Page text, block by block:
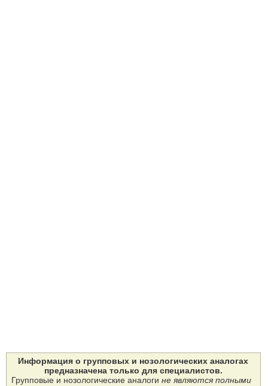
Информация о групповых и нозологических аналогах
предназначена только для специалистов.
Групповые и нозологические аналоги не являются полными